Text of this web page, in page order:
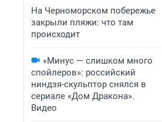
На Черноморском побережье
закрыли пляжи: что там
происходит
«Минус — слишком много
спойлеров»: российский
ниндзя-скульптор снялся в
сериале «Дом Дракона».
Видео